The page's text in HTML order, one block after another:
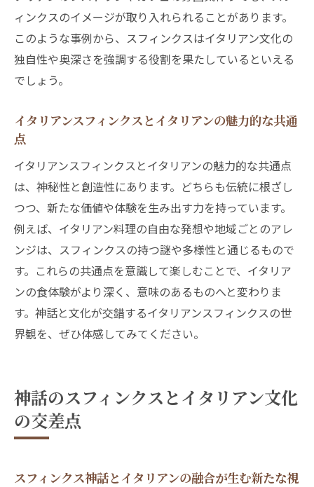
験の醍醐味
イタリアンを通じたスフィンクスとの新た
な出会い
現代に息づくイタリアンスフィンクスの象徴的
イタリアンスフィンクスとイタリアンの現代
的な意味合い
イタリアン文化で見るイタリアンスフィンク
スの象徴性
イタリアンスフィンクスが現代社会に伝え
るメッセージ
イタリアンとともに息づくスフィンクスの
象徴的役割
イタリアンスフィンクスの象徴がイタリアン
現代におけるイタリアンスフィンクスの新
しい価値観
イタリアンスフィンクスが語る食と神話の深い
イタリアンスフィンクスとイタリアンの食文
ィンクスのイメージが取り入れられることがあります。
このような事例から、スフィンクスはイタリアン文化の
独自性や奥深さを強調する役割を果たしているといえる
でしょう。
イタリアンスフィンクスとイタリアンの魅力的な共通
点
イタリアンスフィンクスとイタリアンの魅力的な共通点
は、神秘性と創造性にあります。どちらも伝統に根ざし
つつ、新たな価値や体験を生み出す力を持っています。
例えば、イタリアン料理の自由な発想や地域ごとのアレ
ンジは、スフィンクスの持つ謎や多様性と通じるもので
す。これらの共通点を意識して楽しむことで、イタリア
ンの食体験がより深く、意味のあるものへと変わりま
す。神話と文化が交錯するイタリアンスフィンクスの世
界観を、ぜひ体感してみてください。
神話のスフィンクスとイタリアン文化
の交差点
スフィンクス神話とイタリアンの融合が生む新たな視